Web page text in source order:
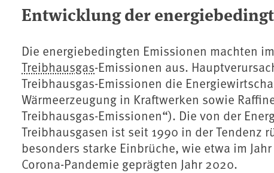
Entwicklung der
Die energiebedingten Emissionen machten
Treibhausgas-Emissionen aus.
Treibhausgas-Emissionen die
Wärmeerzeugung in Kraftwerken sowie
Treibhausgas-Emissionen“). Die von der
Treibhausgasen ist seit 1990 in der Tendenz
besonders starke Einbrüche, wie etwa im
Corona-Pandemie geprägten Jahr 2020.